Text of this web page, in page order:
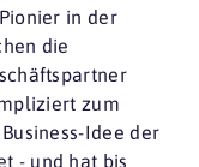
in der
die
zum
Idee der
- und hat bis